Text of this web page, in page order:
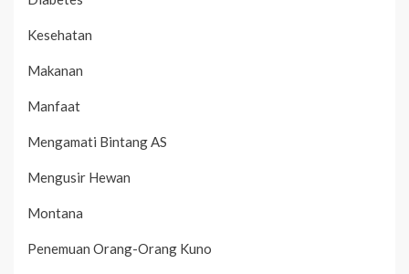
Kesehatan
Makanan
Manfaat
Mengamati Bintang AS
Mengusir Hewan
Montana
Penemuan Orang-Orang Kuno